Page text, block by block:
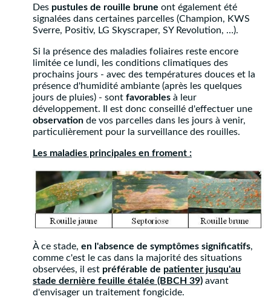
Des pustules de rouille brune ont également été
signalées dans certaines parcelles (Champion, KWS
Sverre, Positiv, LG Skyscraper, SY Revolution, …).
Si la présence des maladies foliaires reste encore
limitée ce lundi, les conditions climatiques des
prochains jours - avec des températures douces et la
présence d'humidité ambiante (après les quelques
jours de pluies) - sont favorables à leur
développement. Il est donc conseillé d'effectuer une
observation de vos parcelles dans les jours à venir,
particulièrement pour la surveillance des rouilles.
Les maladies principales en froment :
À ce stade, en l'absence de symptômes significatifs,
comme c'est le cas dans la majorité des situations
observées, il est préférable de patienter jusqu'au
stade dernière feuille étalée (BBCH 39) avant
d'envisager un traitement fongicide.